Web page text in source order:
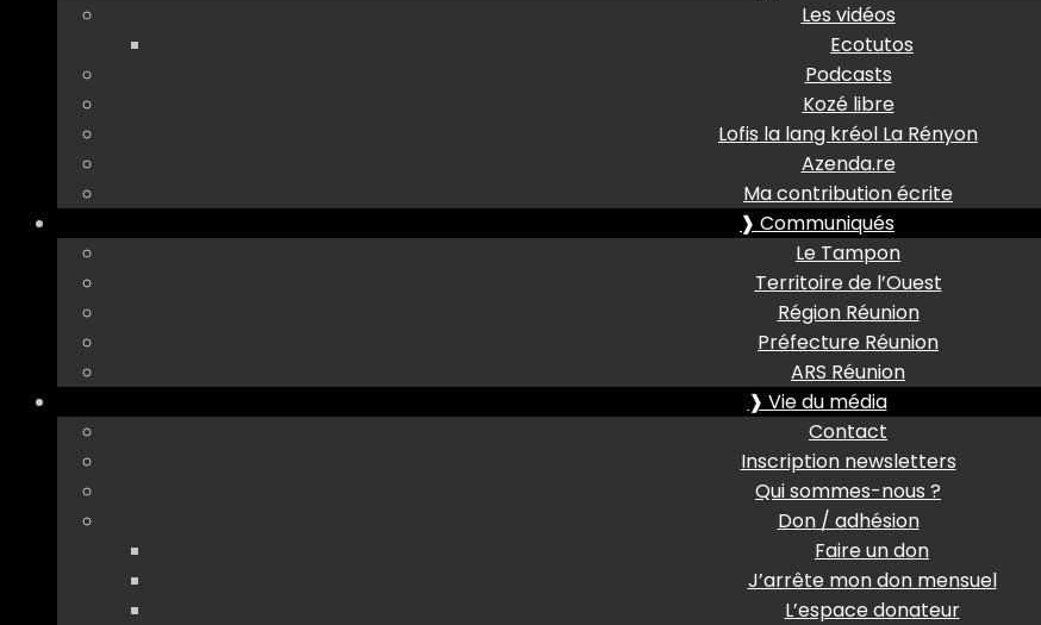
Les vidéos
Ecotutos
Podcasts
Kozé libre
Lofis la lang kréol La Rényon
Azenda.re
Ma contribution écrite
❱ Communiqués
Le Tampon
Territoire de l’Ouest
Région Réunion
Préfecture Réunion
ARS Réunion
❱ Vie du média
Contact
Inscription newsletters
Qui sommes-nous ?
Don / adhésion
Faire un don
J’arrête mon don mensuel
L’espace donateur